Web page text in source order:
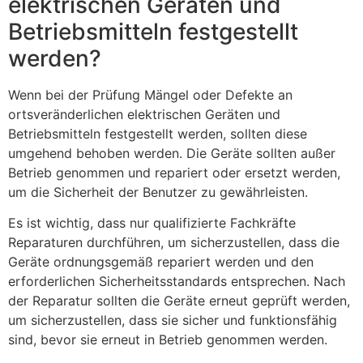
Betriebsmitteln festgestellt
werden?
Wenn bei der Prüfung Mängel oder Defekte an
ortsveränderlichen elektrischen Geräten und
Betriebsmitteln festgestellt werden, sollten diese
umgehend behoben werden. Die Geräte sollten außer
Betrieb genommen und repariert oder ersetzt werden,
um die Sicherheit der Benutzer zu gewährleisten.
Es ist wichtig, dass nur qualifizierte Fachkräfte
Reparaturen durchführen, um sicherzustellen, dass die
Geräte ordnungsgemäß repariert werden und den
erforderlichen Sicherheitsstandards entsprechen. Nach
der Reparatur sollten die Geräte erneut geprüft werden,
um sicherzustellen, dass sie sicher und funktionsfähig
sind, bevor sie erneut in Betrieb genommen werden.